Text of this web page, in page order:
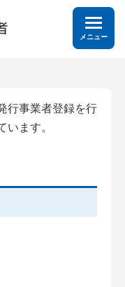
メニュー
行事業者登録を行
います。